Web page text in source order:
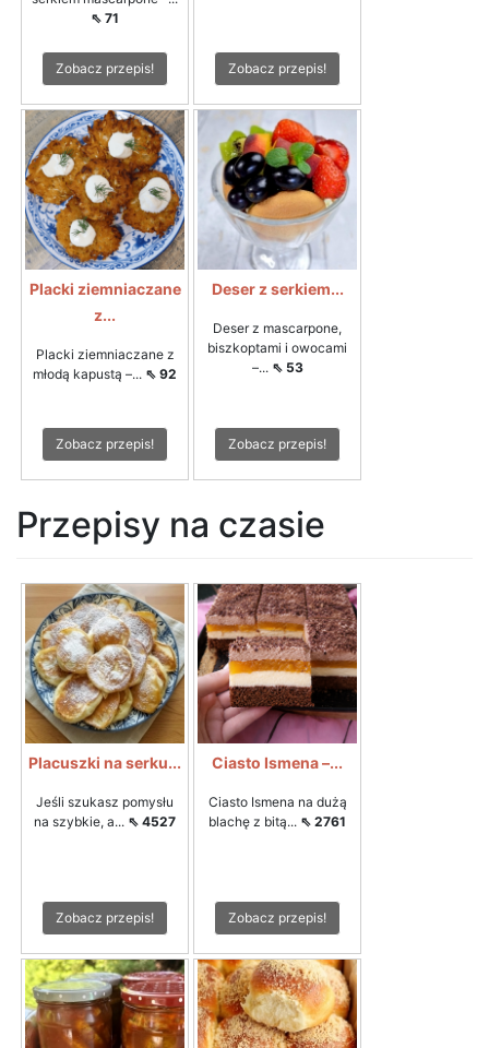
⇖ 71
Zobacz przepis! Zobacz przepis!
Placki ziemniaczane
z...
Placki ziemniaczane z
młodą kapustą –... ⇖ 92
Zobacz przepis!
Deser z serkiem...
Deser z mascarpone,
biszkoptami i owocami
–... ⇖ 53
Zobacz przepis!
Przepisy na czasie
Placuszki na serku...
Jeśli szukasz pomysłu
na szybkie, a... ⇖ 4527
Zobacz przepis!
Ciasto Ismena –...
Ciasto Ismena na dużą
blachę z bitą... ⇖ 2761
Zobacz przepis!